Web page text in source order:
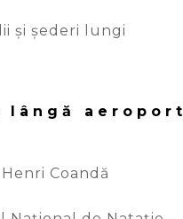
și șederi lungi
lângă aeroport
Coandă